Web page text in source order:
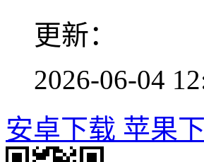
更新：
2026-06-04
安卓下载 苹果